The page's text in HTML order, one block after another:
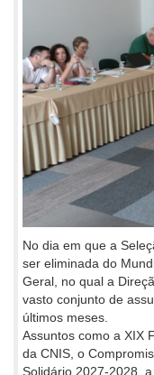
No dia em que a
ser eliminada do
Geral, no qual a
vasto conjunto de
últimos meses.
Assuntos como a XIX
da CNIS, o
Solidário 2027-2028,